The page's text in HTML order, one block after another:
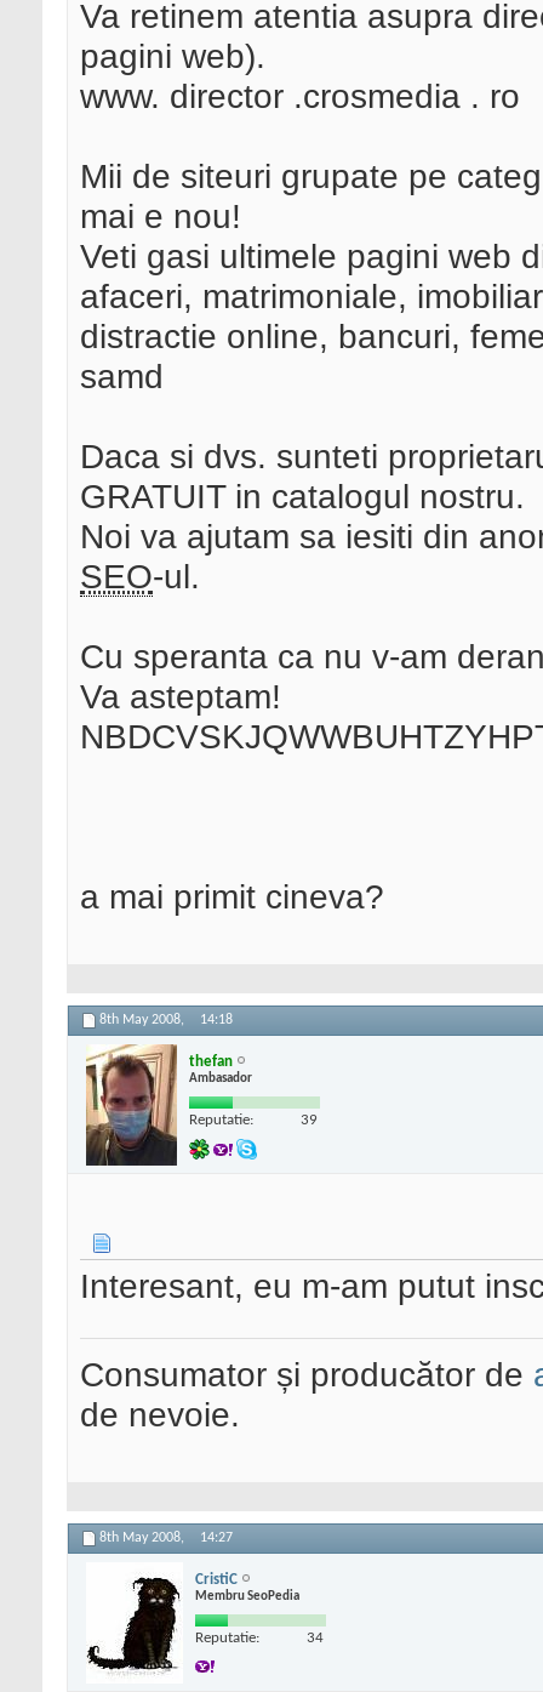
Va retinem atentia asupra
pagini web).
www. director .crosmedia . ro
Mii de siteuri grupate pe
mai e nou!
Veti gasi ultimele pagini web
afaceri, matrimoniale,
distractie online, bancuri,
samd
Daca si dvs. sunteti
GRATUIT in catalogul nostru.
Noi va ajutam sa iesiti din
SEO-ul.
Cu speranta ca nu v-am
Va asteptam!
a mai primit cineva?
8th May 2008, 14:18
thefan
Ambasador
Reputatie: 39
Interesant, eu m-am putut
Consumator și producător de
de nevoie.
8th May 2008, 14:27
CristiC
Membru SeoPedia
Reputatie: 34